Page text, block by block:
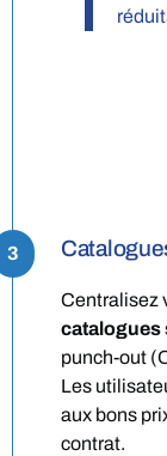
3
Centralisez
catalogues
punch-out
Les
aux bons
contrat.